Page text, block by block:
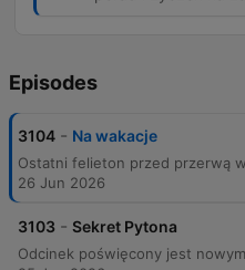
Episodes
3104 - Na wakacje
26 Jun 2026
3103 - Sekret Pytona